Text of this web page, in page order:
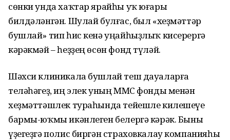
сөнки унда хаҡтар ярайһы уҡ юғары
билдәләнгән. Шулай булғас, был «хеҙмәттәр
бушлай» тип һис кенә уңайһыҙлыҡ кисерергә
кәрәкмәй – һеҙҙең өсөн фонд түләй.
Шәхси клиникала бушлай теш дауаларға
теләһәгеҙ, иң элек уның ММС фонды менән
хеҙмәттәшлек тураһында тейешле килешеүе
бармы-юҡмы икәнлеген белергә кәрәк. Быны
үҙегеҙгә полис биргән страховкалау компанияһы